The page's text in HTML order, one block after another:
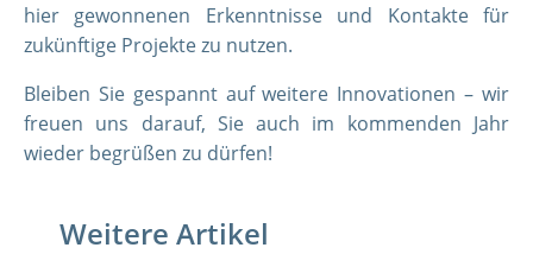
hier gewonnenen Erkenntnisse und Kontakte für
zukünftige Projekte zu nutzen.
Bleiben Sie gespannt auf weitere Innovationen – wir
freuen uns darauf, Sie auch im kommenden Jahr
wieder begrüßen zu dürfen!
Weitere Artikel